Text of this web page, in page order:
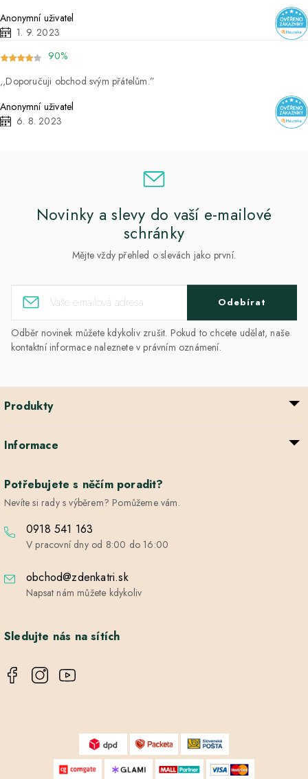
Anonymní uživatel
1. 9. 2023
90%
Doporučuji obchod svým přátelům.
Anonymní uživatel
6. 8. 2023
Novinky a slevy do vaší e-mailové
schránky
Mějte vždy přehled o slevách jako první.
Odebírat
Odběr novinek můžete kdykoliv zrušit. Pokud to chcete udělat, naše
kontaktní informace naleznete v právním oznámení.
Produkty
Informace
Potřebujete s něčím poradit?
Nevíte si rady s výběrem? Pomůžeme vám.
0918 541 163
V pracovní dny od 8:00 do 16:00
obchod@zdenkatri.sk
Napsat nám můžete kdykoliv
Sledujte nás na sítích